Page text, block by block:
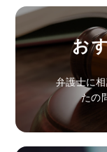
お
弁護士に
たの